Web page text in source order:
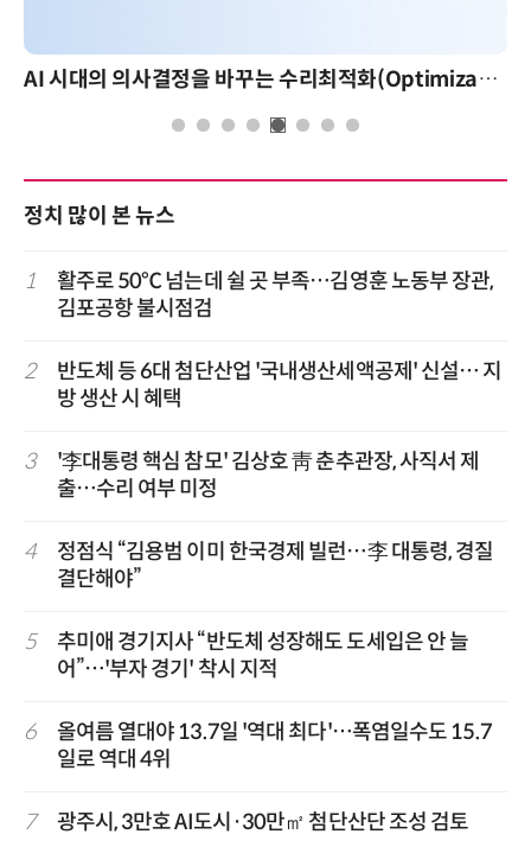
AI 시대의 의사결정을 바꾸는 수리최적화(Optimization): 실제 산업 적용 사례와 활용 전략 AI 핀옵스 실전 세미
정치 많이 본 뉴스
1
활주로 50℃ 넘는데 쉴 곳 부족…김영훈 노동부 장관,
김포공항 불시점검
2
반도체 등 6대 첨단산업 '국내생산세액공제' 신설… 지
방 생산 시 혜택
3
'李대통령 핵심 참모' 김상호 靑 춘추관장, 사직서 제
출…수리 여부 미정
4
정점식 “김용범 이미 한국경제 빌런…李 대통령, 경질
결단해야”
5
추미애 경기지사 “반도체 성장해도 도세입은 안 늘
어”…'부자 경기' 착시 지적
6
올여름 열대야 13.7일 '역대 최다'…폭염일수도 15.7
일로 역대 4위
7 광주시, 3만호 AI도시·30만㎡ 첨단산단 조성 검토